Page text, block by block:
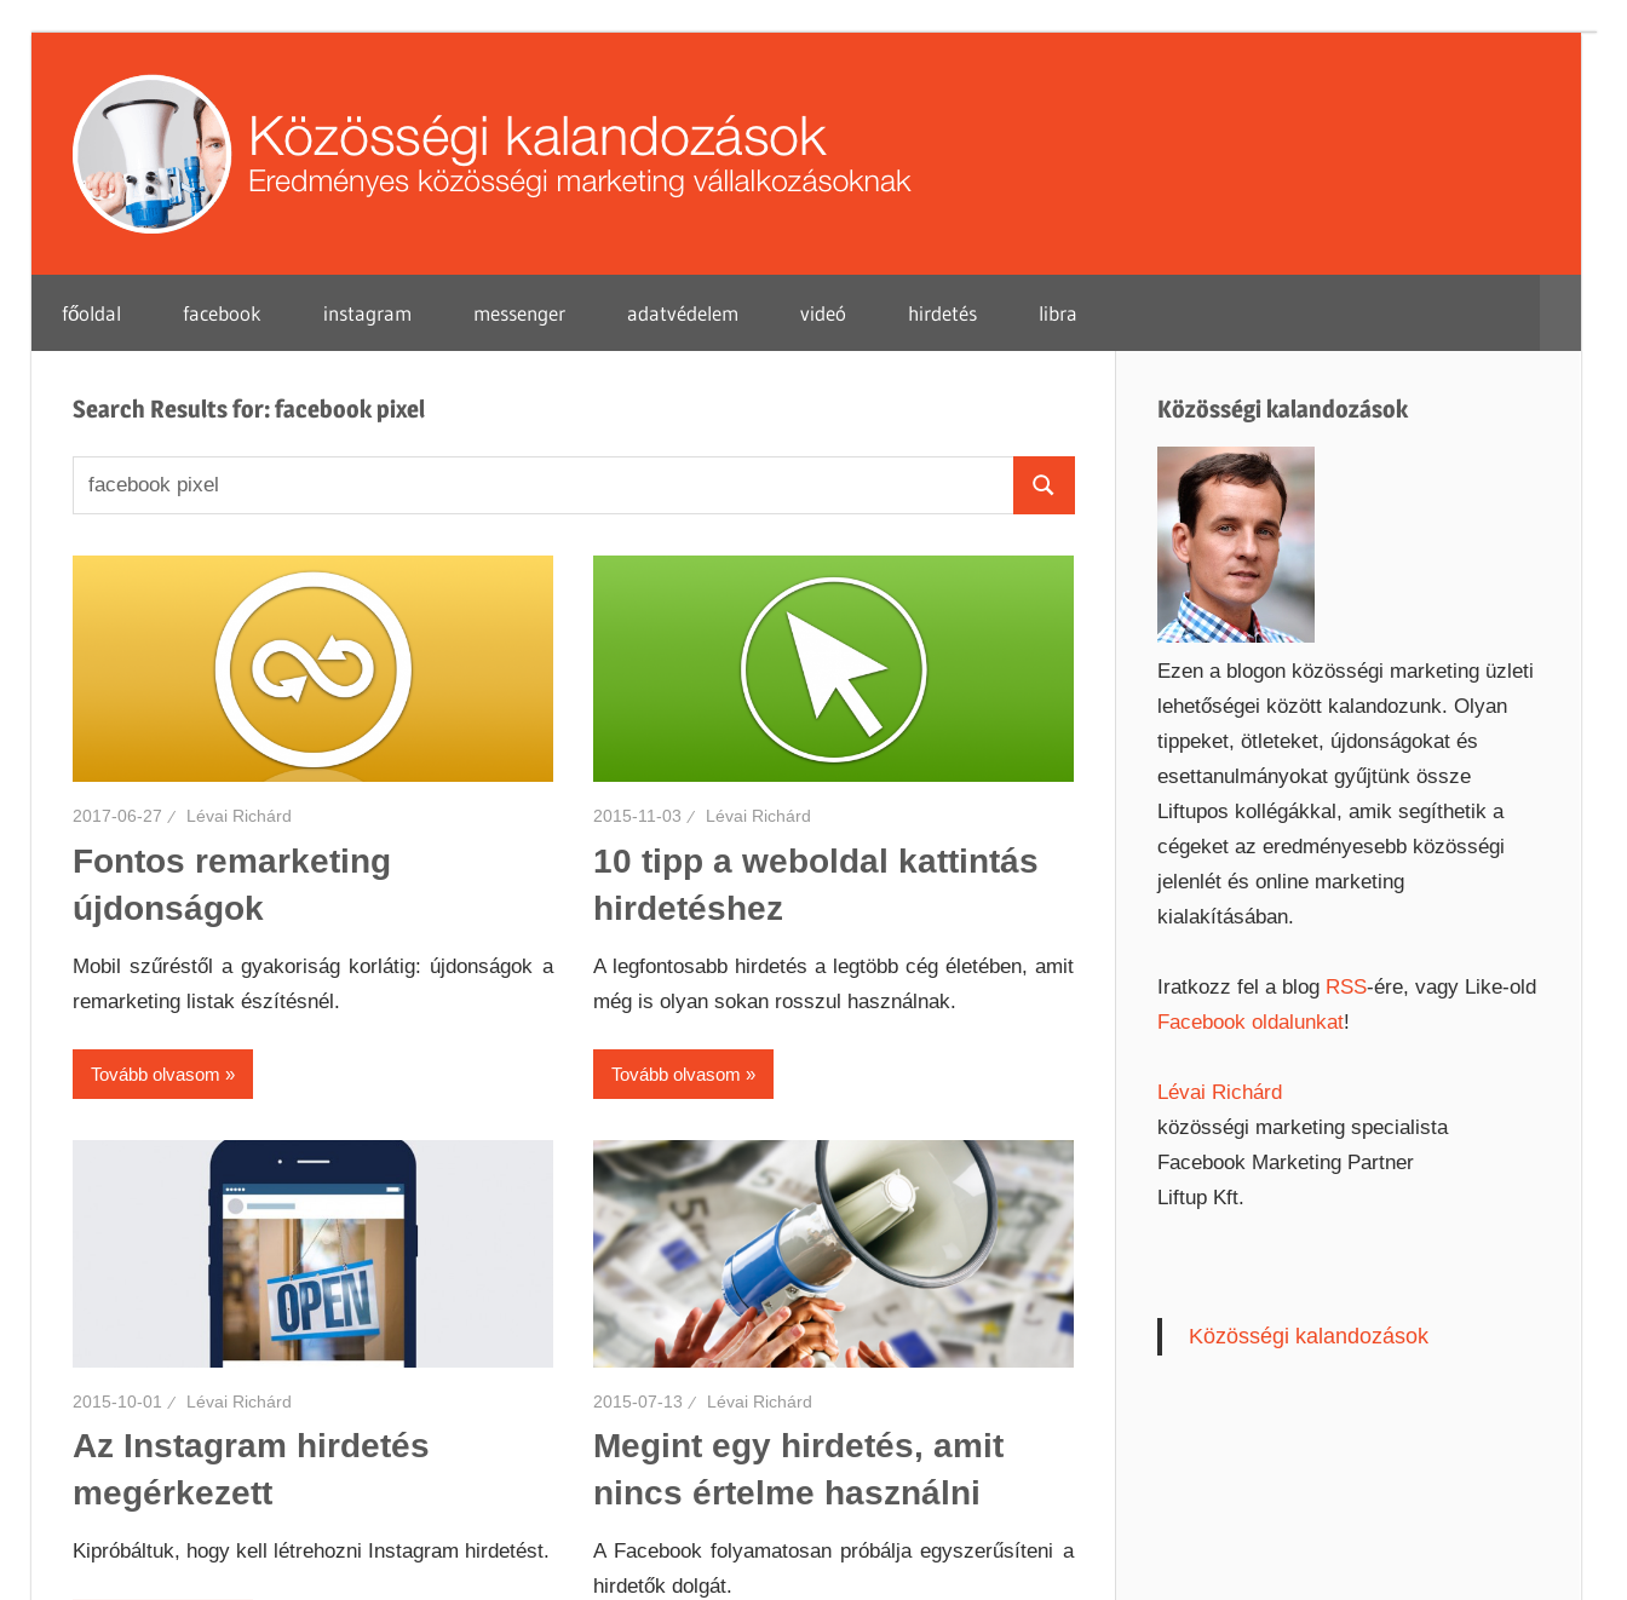
content
közösségi
marketing
vállalkozások
főoldal facebook instagram messenger adatvédelem videó hirdetés libra
Search Results for:facebook pixel
Search
for:
Search
2017-06-27 Lévai Richárd
Fontos remarketing
újdonságok
Mobil szűréstől a gyakoriság korlátig: újdonságok a
remarketing listak észítésnél.
Tovább olvasom
2015-11-03 Lévai Richárd
10 tipp a weboldal kattintás
hirdetéshez
A legfontosabb hirdetés a legtöbb cég életében, amit
még is olyan sokan rosszul használnak.
Tovább olvasom
2015-10-01 Lévai Richárd
Az Instagram hirdetés
megérkezett
Kipróbáltuk, hogy kell létrehozni Instagram hirdetést.
2015-07-13 Lévai Richárd
Megint egy hirdetés, amit
nincs értelme használni
A Facebook folyamatosan próbálja egyszerűsíteni a
hirdetők dolgát.
Közösségi kalandozások
Ezen a blogon közösségi marketing üzleti
lehetőségei között kalandozunk. Olyan
tippeket, ötleteket, újdonságokat és
esettanulmányokat gyűjtünk össze
Liftupos kollégákkal, amik segíthetik a
cégeket az eredményesebb közösségi
jelenlét és online marketing
kialakításában.
Iratkozz fel a blog RSS-ére, vagy Like-old
Facebook oldalunkat!
Lévai Richárd
közösségi marketing specialista
Facebook Marketing Partner
Liftup Kft.
Közösségi kalandozások